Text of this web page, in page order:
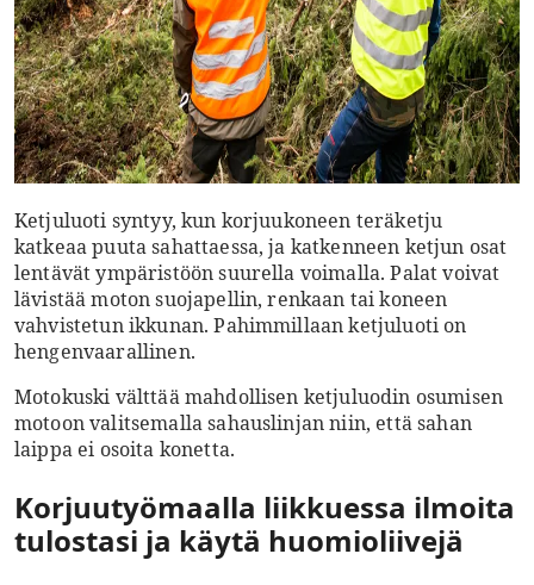
Ketjuluoti syntyy, kun korjuukoneen teräketju
katkeaa puuta sahattaessa, ja katkenneen ketjun osat
lentävät ympäristöön suurella voimalla. Palat voivat
lävistää moton suojapellin, renkaan tai koneen
vahvistetun ikkunan. Pahimmillaan ketjuluoti on
hengenvaarallinen.
Motokuski välttää mahdollisen ketjuluodin osumisen
motoon valitsemalla sahauslinjan niin, että sahan
laippa ei osoita konetta.
Korjuutyömaalla liikkuessa ilmoita
tulostasi ja käytä huomioliivejä